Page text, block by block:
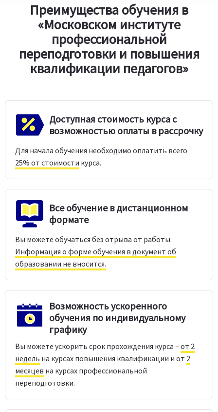
Преимущества обучения в
«Московском институте
профессиональной
переподготовки и повышения
квалификации педагогов»
Доступная стоимость курса с
возможностью оплаты в рассрочку
Для начала обучения необходимо оплатить всего
25% от стоимости курса.
Все обучение в дистанционном
формате
Вы можете обучаться без отрыва от работы.
Информация о форме обучения в документ об
образовании не вносится.
Возможность ускоренного
обучения по индивидуальному
графику
Вы можете ускорить срок прохождения курса – от 2
недель на курсах повышения квалификации и от 2
месяцев на курсах профессиональной
переподготовки.